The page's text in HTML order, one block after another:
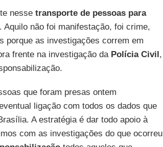
nesse transporte de pessoas para
Aquilo não foi manifestação, foi crime,
porque as investigações correm em
frente na investigação da Polícia Civil,
que foram presas ontem
ligação com todos os dados que
A estratégia é dar todo apoio à
com as investigações do que ocorreu